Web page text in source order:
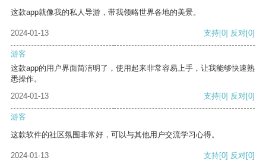
这款app就像我的私人导游，带我领略世界各地的美景。
2024-01-13 支持[0] 反对[0]
游客
这款app的用户界面简洁明了，使用起来非常容易上手，让我能够快速熟
悉操作。
2024-01-13
支持[0] 反对[0]
游客
这款软件的社区氛围非常好，可以与其他用户交流学习心得。
2024-01-13 支持[0] 反对[0]